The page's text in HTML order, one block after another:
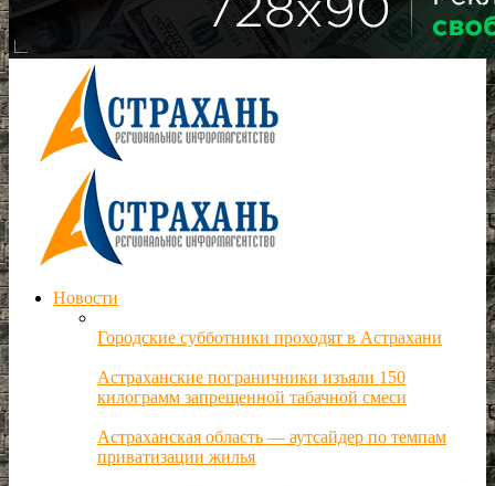
Новости
Городские субботники проходят в Астрахани
Астраханские пограничники изъяли 150
килограмм запрещенной табачной смеси
Астраханская область — аутсайдер по темпам
приватизации жилья